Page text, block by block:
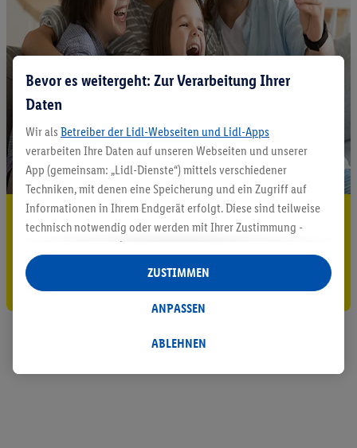
5.95 € Versand sparen³²ᵃ
Jetzt zum Newsletter anmelden
Gutschein sichern!
Bevor es weitergeht: Zur Verarbeitung Ihrer
Daten
Wir als Betreiber der Lidl-Webseiten und Lidl-Apps
verarbeiten Ihre Daten auf unseren Webseiten und unserer
App (gemeinsam: „Lidl-Dienste“) mittels verschiedener
Techniken, mit denen eine Speicherung und ein Zugriff auf
Informationen in Ihrem Endgerät erfolgt. Diese sind teilweise
technisch notwendig oder werden mit Ihrer Zustimmung -
auch durch Partner (u.a.
Verantwortliche; im Zusammenhang mit dem IAB TCF
insgesamt
Statistik-Erstellung oder für personalisierte Werbung
Datenverarbeitungen für personalisierte Werbung werden
ABLEHNEN
ANPASSEN
ZUSTIMMEN